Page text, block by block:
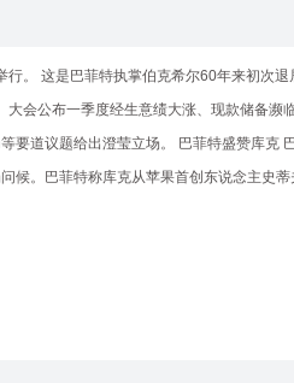
。 这是巴菲特执掌伯克希尔60年来初次
会公布一季度经生意绩大涨、现款储备濒
要道议题给出澄莹立场。 巴菲特盛赞库克
候。巴菲特称库克从苹果首创东说念主史蒂